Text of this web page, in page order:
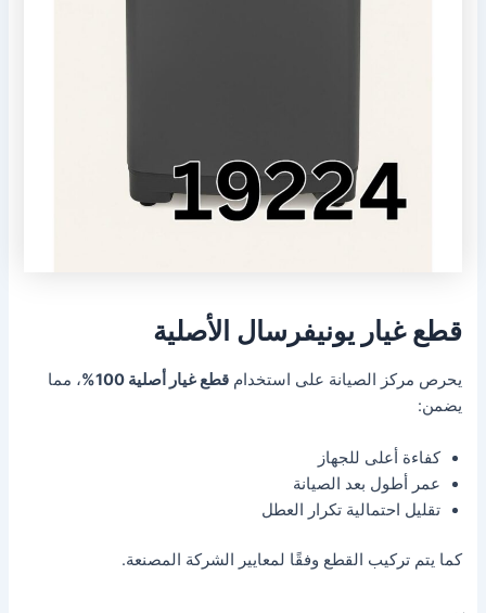
قطع غيار يونيفرسال الأصلية
يحرص مركز الصيانة على استخدامقطع غيار أصلية 100%
، مما
يضمن:
كفاءة أعلى للجهاز
عمر أطول بعد الصيانة
تقليل احتمالية تكرار العطل
كما يتم تركيب القطع وفقًا لمعايير الشركة المصنعة.